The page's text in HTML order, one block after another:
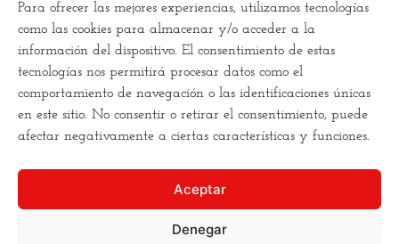
Para ofrecer las mejores experiencias, utilizamos tecnologías
como las cookies para almacenar y/o acceder a la
información del dispositivo. El consentimiento de estas
tecnologías nos permitirá procesar datos como el
comportamiento de navegación o las identificaciones únicas
en este sitio. No consentir o retirar el consentimiento, puede
afectar negativamente a ciertas características y funciones.
Aceptar
Denegar
Empresa
Políticas de Cookies (UE)
Política de privacidad
Términos y Condiciones
Conviertete en distribuidor
excelencia
necesitamosromper los moldes. Hacemos la estética
de una forma diferente,más cercana